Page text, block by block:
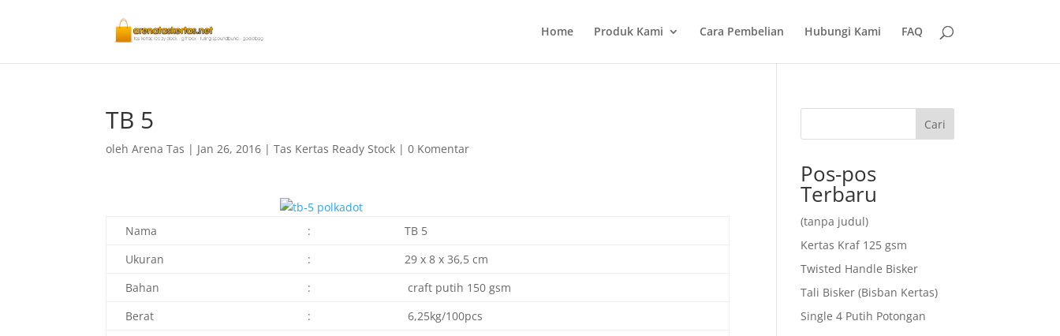
Home Produk Kami Cara Pembelian Hubungi Kami FAQ
TB 5
olehArena Tas | Jan 26, 2016 |Tas Kertas Ready Stock |0 Komentar
Nama :
TB 5
Ukuran
:
29 x 8 x 36,5 cm
Bahan
:
craft putih 150 gsm
Berat
:
6,25kg/100pcs
Cari
Pos-pos
Terbaru
(tanpa judul)
Kertas Kraf 125 gsm
Twisted Handle Bisker
Tali Bisker (Bisban Kertas)
Single 4 Putih Potongan